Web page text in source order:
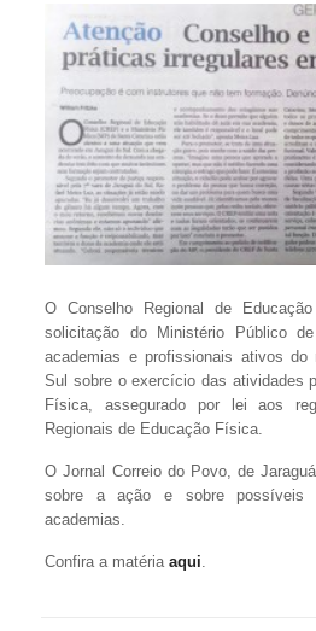
O Conselho Regional de
solicitação do Ministério Público
academias e profissionais ativos do
Sul sobre o exercício das atividades
Física, assegurado por lei aos
Regionais de Educação Física.
O Jornal Correio do Povo, de
sobre a ação e sobre possíveis
academias.
Confira a matériaaqui